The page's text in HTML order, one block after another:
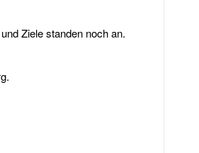
Ziele standen noch an.